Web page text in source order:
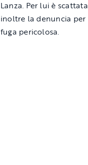
Lanza. Per lui è scattata
inoltre la denuncia per
fuga pericolosa.